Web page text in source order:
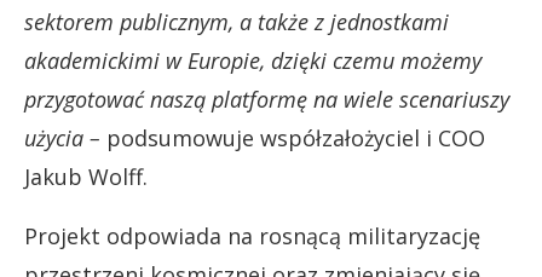
sektorem publicznym, a także z jednostkami
akademickimi w Europie, dzięki czemu możemy
przygotować naszą platformę na wiele scenariuszy
użycia – podsumowuje współzałożyciel i COO
Jakub Wolff.
Projekt odpowiada na rosnącą militaryzację